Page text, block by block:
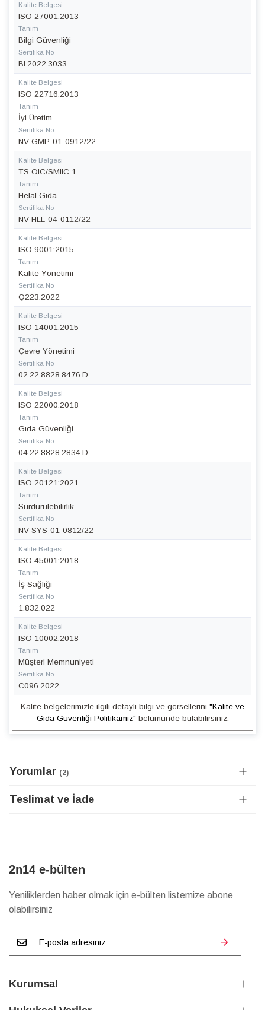
Kalite Belgesi
ISO 27001:2013
Tanım
Bilgi Güvenliği
Sertifika No
BI.2022.3033
Kalite Belgesi
ISO 22716:2013
Tanım
İyi Üretim
Sertifika No
NV-GMP-01-0912/22
Kalite Belgesi
TS OIC/SMIIC 1
Tanım
Helal Gıda
Sertifika No
NV-HLL-04-0112/22
Kalite Belgesi
ISO 9001:2015
Tanım
Kalite Yönetimi
Sertifika No
Q223.2022
Kalite Belgesi
ISO 14001:2015
Tanım
Çevre Yönetimi
Sertifika No
02.22.8828.8476.D
Kalite Belgesi
ISO 22000:2018
Tanım
Gıda Güvenliği
Sertifika No
04.22.8828.2834.D
Kalite Belgesi
ISO 20121:2021
Tanım
Sürdürülebilirlik
Sertifika No
NV-SYS-01-0812/22
Kalite Belgesi
ISO 45001:2018
Tanım
İş Sağlığı
Sertifika No
1.832.022
Kalite Belgesi
ISO 10002:2018
Tanım
Müşteri Memnuniyeti
Sertifika No
C096.2022
Kalite belgelerimizle ilgili detaylı bilgi ve görsellerini "Kalite ve
Gıda Güvenliği Politikamız" bölümünde bulabilirsiniz.
Yorumlar 2
Teslimat ve İade
2n14 e-bülten
Yeniliklerden haber olmak için e-bülten listemize abone
olabilirsiniz
Kurumsal